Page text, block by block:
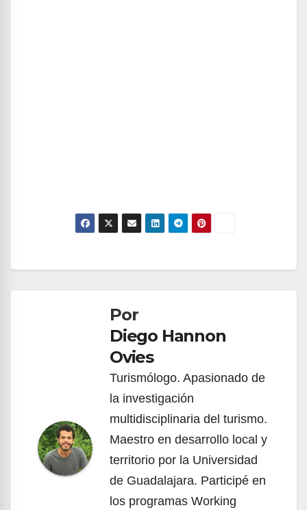
Navegación
entradasPor
Diego Hannon
Ovies
Turismólogo. Apasionado de
la investigación
multidisciplinaria del turismo.
Maestro en desarrollo local y
territorio por la Universidad
de Guadalajara. Participé en
los programas Working